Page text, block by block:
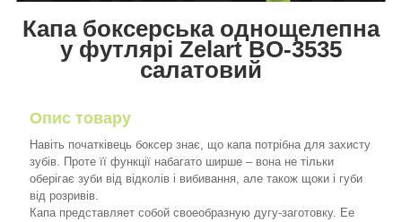
Капа боксерська однощелепна
у футлярі Zelart BO-3535
салатовий
Опис товару
Навіть початківець боксер знає, що капа потрібна для захисту
зубів. Проте її функції набагато ширше – вона не тільки
оберігає зуби від відколів і вибивання, але також щоки і губи
від розривів.
Капа представляет собой своеобразную дугу-заготовку. Ее